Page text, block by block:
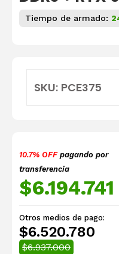
Tiempo de armado:
SKU: PCE375
10.7% OFFpagando por
transferencia
$6.194.741
Otros medios de pago:
$6.520.780
$6.937.000